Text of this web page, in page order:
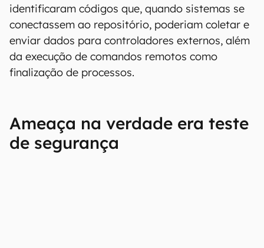
identificaram códigos que, quando sistemas se
conectassem ao repositório, poderiam coletar e
enviar dados para controladores externos, além
da execução de comandos remotos como
finalização de processos.
Ameaça na verdade era teste
de segurança